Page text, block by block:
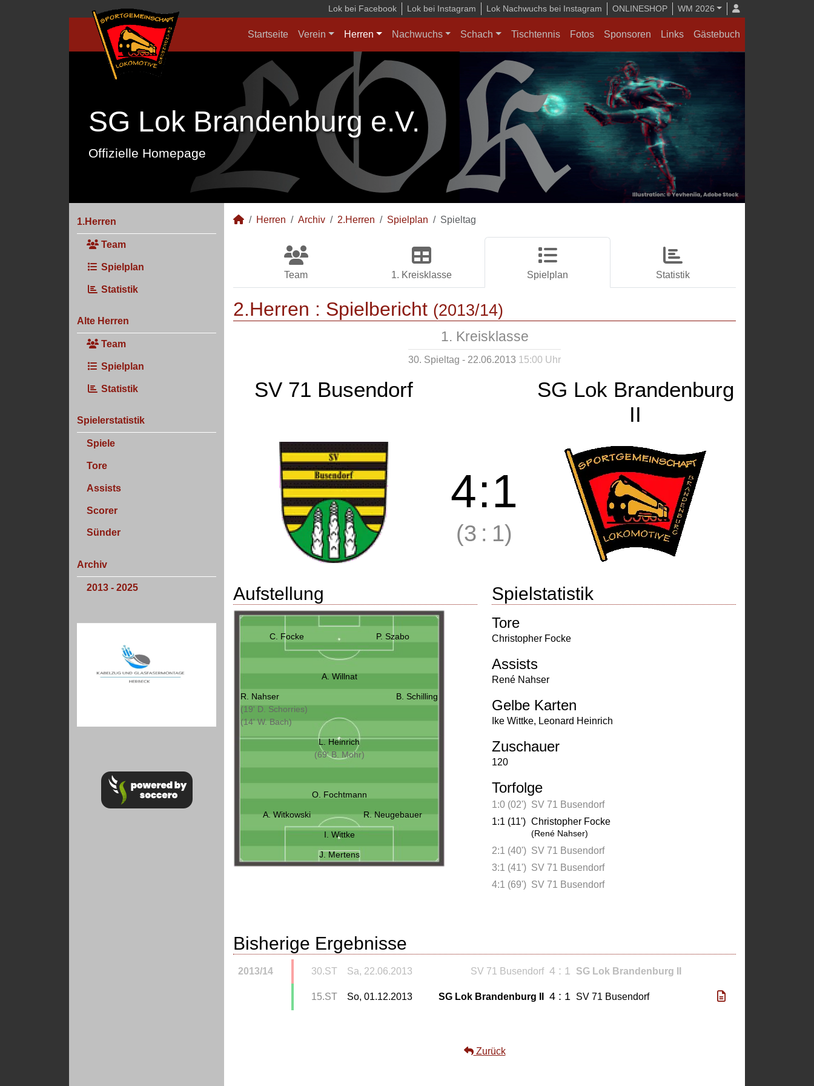
Lok bei Facebook Lok bei Instagram Lok Nachwuchs bei Instagram ONLINESHOP WM 2026
Startseite Verein Herren Nachwuchs Schach Tischtennis Fotos Sponsoren Links Gästebuch
SG Lok Brandenburg e.V.
Offizielle Homepage
1.Herren
Team
Spielplan
Statistik
Alte Herren
Team
Spielplan
Statistik
Spielerstatistik
Spiele
Tore
Assists
Scorer
Sünder
Archiv
2013 - 2025
Herren Archiv 2.Herren Spielplan Spieltag
Team 1. Kreisklasse Spielplan Statistik
2.Herren : Spielbericht (2013/14)
1. Kreisklasse
30. Spieltag - 22.06.2013 15:00 Uhr
SV 71 Busendorf
SG Lok Brandenburg
II
4:1
(3 : 1)
Aufstellung
C. Focke P. Szabo
A. Willnat
R. Nahser
(19' D. Schorries)
(14' W. Bach)
B. Schilling
L. Heinrich
(69' B. Mohr)
O. Fochtmann
A. Witkowski R. Neugebauer
I. Wittke
J. Mertens
Spielstatistik
Tore
Christopher Focke
Assists
René Nahser
Gelbe Karten
Ike Wittke, Leonard Heinrich
Zuschauer
120
Torfolge
1:0 (02') SV 71 Busendorf
1:1 (11') Christopher Focke
(René Nahser)
2:1 (40') SV 71 Busendorf
3:1 (41') SV 71 Busendorf
4:1 (69') SV 71 Busendorf
Bisherige Ergebnisse
2013/14 30.ST Sa, 22.06.2013 SV 71 Busendorf 4 : 1 SG Lok Brandenburg II
15.ST So, 01.12.2013 SG Lok Brandenburg II 4 : 1 SV 71 Busendorf
Zurück